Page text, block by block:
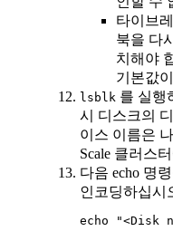
타이브
북을 다
치해야
기본값
lsblk 를 실행
시 디스크의
이스 이름은
Scale 클러스
다음 echo 명
인코딩하십시
echo "<Disk